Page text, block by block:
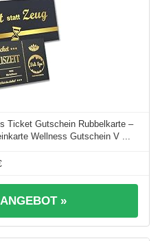
Ticket Gutschein Rubbelkarte –
Wellness Gutschein V ...
»